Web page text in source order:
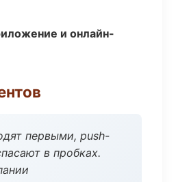
и онлайн-
первыми, push-
в пробках.